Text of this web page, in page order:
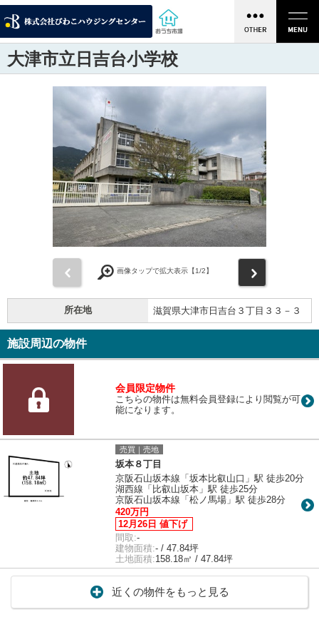
大津市立日吉台小学校
画像タップで拡大表示【1/2】
所在地 滋賀県大津市日吉台３丁目３３－３
施設周辺の物件
会員限定物件
こちらの物件は無料会員登録により閲覧が可
能になります。
売買｜売地
坂本８丁目
京阪石山坂本線「坂本比叡山口」駅 徒歩20分
湖西線「比叡山坂本」駅 徒歩25分
京阪石山坂本線「松ノ馬場」駅 徒歩28分
420万円
12月26日 値下げ
間取:-
建物面積:- / 47.84坪
土地面積:158.18㎡ / 47.84坪
近くの物件をもっと見る